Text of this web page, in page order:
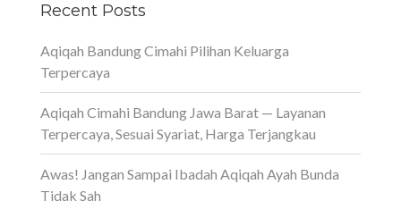
Recent Posts
Aqiqah Bandung Cimahi Pilihan Keluarga
Terpercaya
Aqiqah Cimahi Bandung Jawa Barat — Layanan
Terpercaya, Sesuai Syariat, Harga Terjangkau
Awas! Jangan Sampai Ibadah Aqiqah Ayah Bunda
Tidak Sah